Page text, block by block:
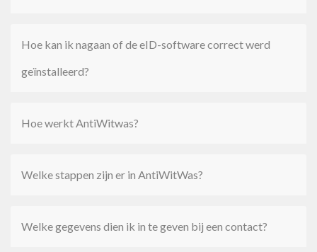
Hoe kan ik nagaan of de eID-software correct werd
geïnstalleerd?
Hoe werkt AntiWitwas?
Welke stappen zijn er in AntiWitWas?
Welke gegevens dien ik in te geven bij een contact?